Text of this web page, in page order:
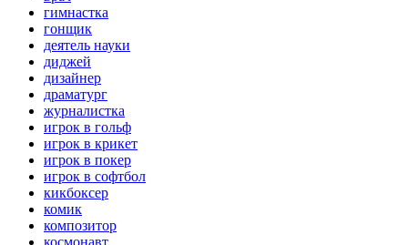
гимнастка
гонщик
деятель науки
диджей
дизайнер
драматург
журналистка
игрок в гольф
игрок в крикет
игрок в покер
игрок в софтбол
кикбоксер
комик
композитор
космонавт